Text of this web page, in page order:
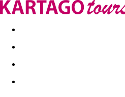
Last minute Dovolenkové kluby